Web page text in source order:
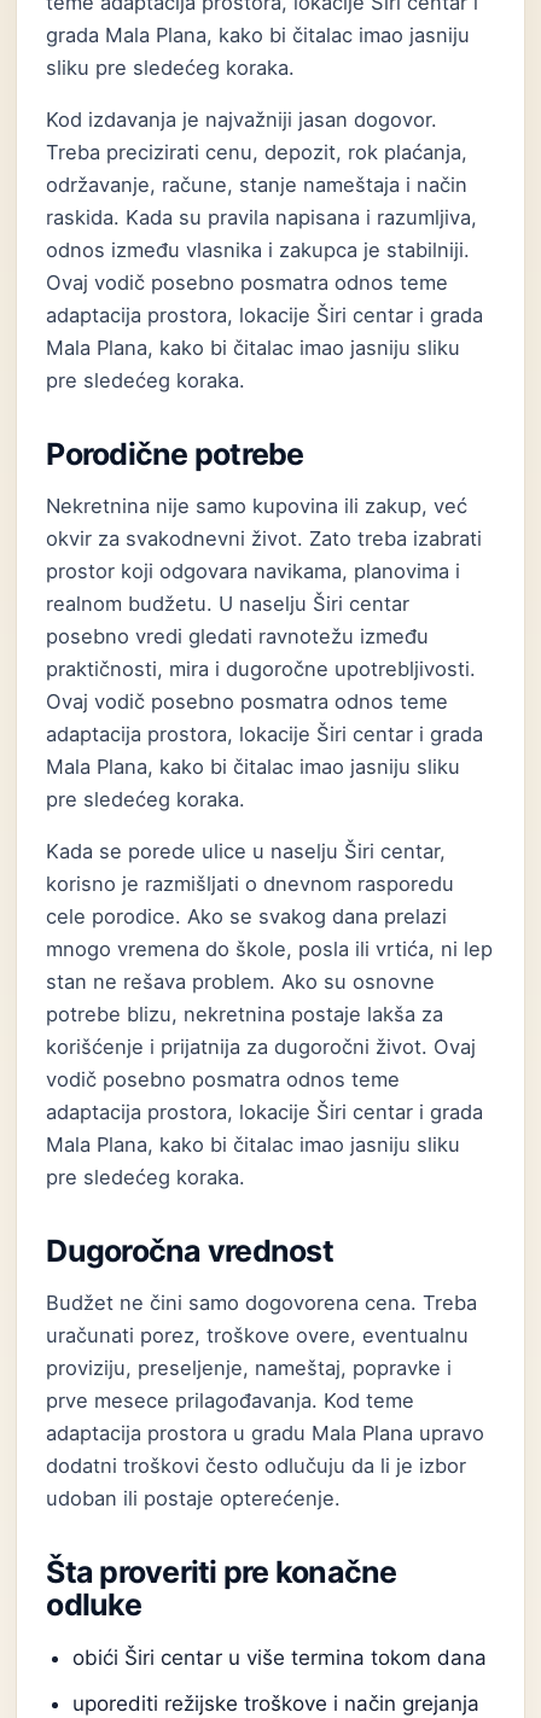
grada Mala Plana, kako bi čitalac imao jasniju
sliku pre sledećeg koraka.
Kod izdavanja je najvažniji jasan dogovor.
Treba precizirati cenu, depozit, rok plaćanja,
održavanje, račune, stanje nameštaja i način
raskida. Kada su pravila napisana i razumljiva,
odnos između vlasnika i zakupca je stabilniji.
Ovaj vodič posebno posmatra odnos teme
adaptacija prostora, lokacije Širi centar i grada
Mala Plana, kako bi čitalac imao jasniju sliku
pre sledećeg koraka.
Porodične potrebe
Nekretnina nije samo kupovina ili zakup, već
okvir za svakodnevni život. Zato treba izabrati
prostor koji odgovara navikama, planovima i
realnom budžetu. U naselju Širi centar
posebno vredi gledati ravnotežu između
praktičnosti, mira i dugoročne upotrebljivosti.
Ovaj vodič posebno posmatra odnos teme
adaptacija prostora, lokacije Širi centar i grada
Mala Plana, kako bi čitalac imao jasniju sliku
pre sledećeg koraka.
Kada se porede ulice u naselju Širi centar,
korisno je razmišljati o dnevnom rasporedu
cele porodice. Ako se svakog dana prelazi
mnogo vremena do škole, posla ili vrtića, ni lep
stan ne rešava problem. Ako su osnovne
potrebe blizu, nekretnina postaje lakša za
korišćenje i prijatnija za dugoročni život. Ovaj
vodič posebno posmatra odnos teme
adaptacija prostora, lokacije Širi centar i grada
Mala Plana, kako bi čitalac imao jasniju sliku
pre sledećeg koraka.
Dugoročna vrednost
Budžet ne čini samo dogovorena cena. Treba
uračunati porez, troškove overe, eventualnu
proviziju, preseljenje, nameštaj, popravke i
prve mesece prilagođavanja. Kod teme
adaptacija prostora u gradu Mala Plana upravo
dodatni troškovi često odlučuju da li je izbor
udoban ili postaje opterećenje.
Šta proveriti pre konačne
odluke
obići Širi centar u više termina tokom dana
uporediti režijske troškove i način grejanja